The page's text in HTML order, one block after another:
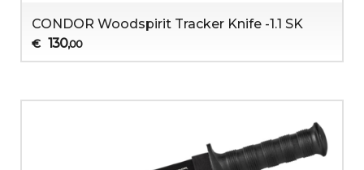
CONDOR Woodspirit Tracker Knife -1.1 SK
€ 130,00